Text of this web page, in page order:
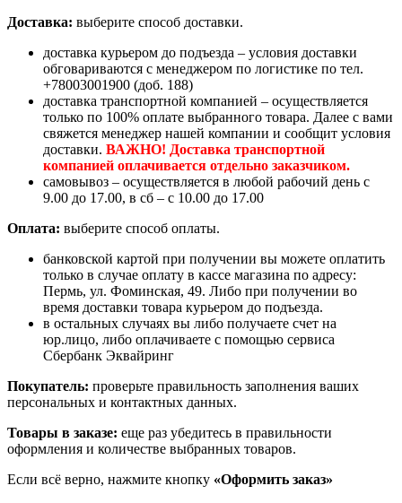
Доставка: выберите способ доставки.
доставка курьером до подъезда – условия доставки
обговариваются с менеджером по логистике по тел.
+78003001900 (доб. 188)
доставка транспортной компанией – осуществляется
только по 100% оплате выбранного товара. Далее с вами
свяжется менеджер нашей компании и сообщит условия
доставки. ВАЖНО! Доставка транспортной
компанией оплачивается отдельно заказчиком.
самовывоз – осуществляется в любой рабочий день с
9.00 до 17.00, в сб – с 10.00 до 17.00
Оплата: выберите способ оплаты.
банковской картой при получении вы можете оплатить
только в случае оплату в кассе магазина по адресу:
Пермь, ул. Фоминская, 49. Либо при получении во
время доставки товара курьером до подъезда.
в остальных случаях вы либо получаете счет на
юр.лицо, либо оплачиваете с помощью сервиса
Сбербанк Эквайринг
Покупатель: проверьте правильность заполнения ваших
персональных и контактных данных.
Товары в заказе: еще раз убедитесь в правильности
оформления и количестве выбранных товаров.
Если всё верно, нажмите кнопку «Оформить заказ»